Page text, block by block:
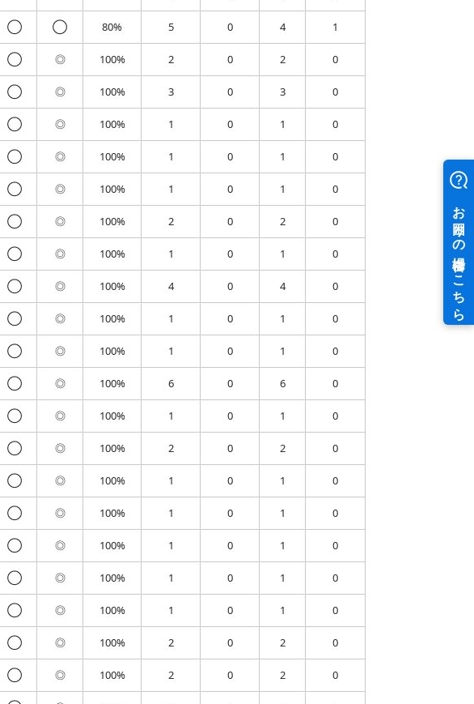
◯ ◯ 80% 5 0 4 1
◯ ◎ 100% 2 0 2 0
◯ ◎ 100% 3 0 3 0
◯ ◎ 100% 1 0 1 0
◯ ◎ 100% 1 0 1 0
◯ ◎ 100% 1 0 1 0
◯ ◎ 100% 2 0 2 0
◯ ◎ 100% 1 0 1 0
◯ ◎ 100% 4 0 4 0
◯ ◎ 100% 1 0 1 0
◯ ◎ 100% 1 0 1 0
◯ ◎ 100% 6 0 6 0
◯ ◎ 100% 1 0 1 0
◯ ◎ 100% 2 0 2 0
◯ ◎ 100% 1 0 1 0
◯ ◎ 100% 1 0 1 0
◯ ◎ 100% 1 0 1 0
◯ ◎ 100% 1 0 1 0
◯ ◎ 100% 1 0 1 0
◯ ◎ 100% 2 0 2 0
◯ ◎ 100% 2 0 2 0